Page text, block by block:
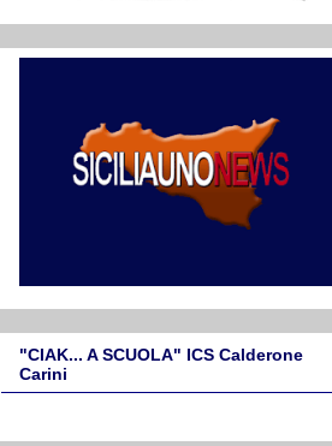
"CIAK... A SCUOLA" ICS Calderone
Carini